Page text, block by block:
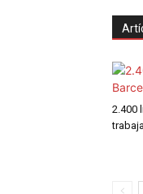
2.400